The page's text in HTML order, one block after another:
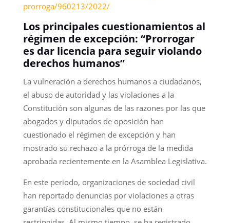
prorroga/960213/2022/
Los principales cuestionamientos al
régimen de excepción: “Prorrogar
es dar licencia para seguir violando
derechos humanos”
La vulneración a derechos humanos a ciudadanos,
el abuso de autoridad y las violaciones a la
Constitución son algunas de las razones por las que
abogados y diputados de oposición han
cuestionado el régimen de excepción y han
mostrado su rechazo a la prórroga de la medida
aprobada recientemente en la Asamblea Legislativa.
En este periodo, organizaciones de sociedad civil
han reportado denuncias por violaciones a otras
garantías constitucionales que no están